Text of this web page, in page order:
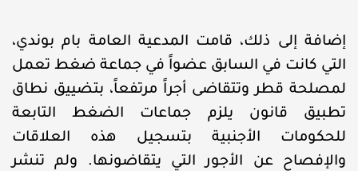
إضافة إلى ذلك، قامت المدعية العامة بام بوندي،
التي كانت في السابق عضواً في جماعة ضغط تعمل
لمصلحة قطر وتتقاضى أجراً مرتفعاً، بتضييق نطاق
تطبيق قانون يلزم جماعات الضغط التابعة
للحكومات الأجنبية بتسجيل هذه العلاقات
والإفصاح عن الأجور التي يتقاضونها. ولم تنشر